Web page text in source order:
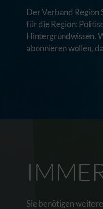
Der Verband
für die Region:
Hintergrundwissen.
abonnieren wollen,
Sie benötigen